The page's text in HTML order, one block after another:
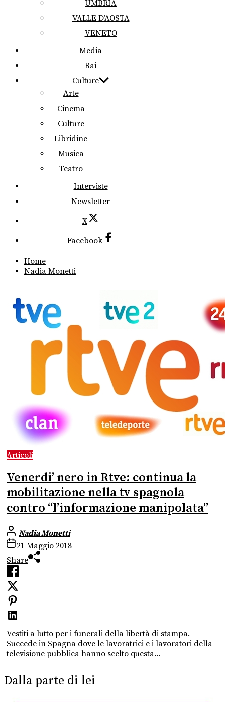
UMBRIA
VALLE D’AOSTA
VENETO
Media
Rai
Culture
Arte
Cinema
Culture
Libridine
Musica
Teatro
Interviste
Newsletter
X
Facebook
Home
Nadia Monetti
Articoli
Venerdi’ nero in Rtve: continua la
mobilitazione nella tv spagnola
contro “l’informazione manipolata”
Nadia Monetti
21 Maggio 2018
Share
Vestiti a lutto per i funerali della libertà di stampa.
Succede in Spagna dove le lavoratrici e i lavoratori della
televisione pubblica hanno scelto questa...
Dalla parte di lei